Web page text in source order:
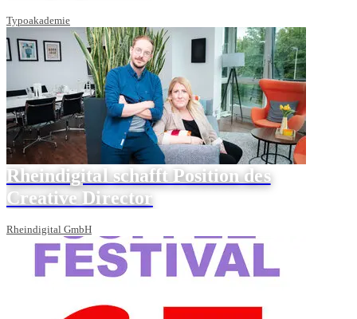
Typoakademie
Rheindigital schafft Position des
Creative Director
Rheindigital GmbH